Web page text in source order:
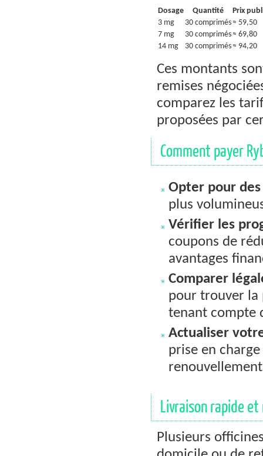
Dosage Quantité
Prix
3 mg
30 comprimés ≈ 59,50
7 mg
30 comprimés ≈ 69,80
14 mg
30 comprimés ≈ 94,20
Ces montants
remises
comparez les
proposées par
Comment payer
Opter pour
plus
Vérifier les
coupons de
avantages
Comparer
pour trouver la
tenant compte
Actualiser
prise en
Livraison rapide
Plusieurs